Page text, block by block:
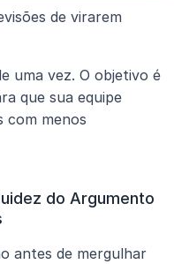
de virarem
uma vez. O objetivo é
que sua equipe
com menos
do Argumento
antes de mergulhar